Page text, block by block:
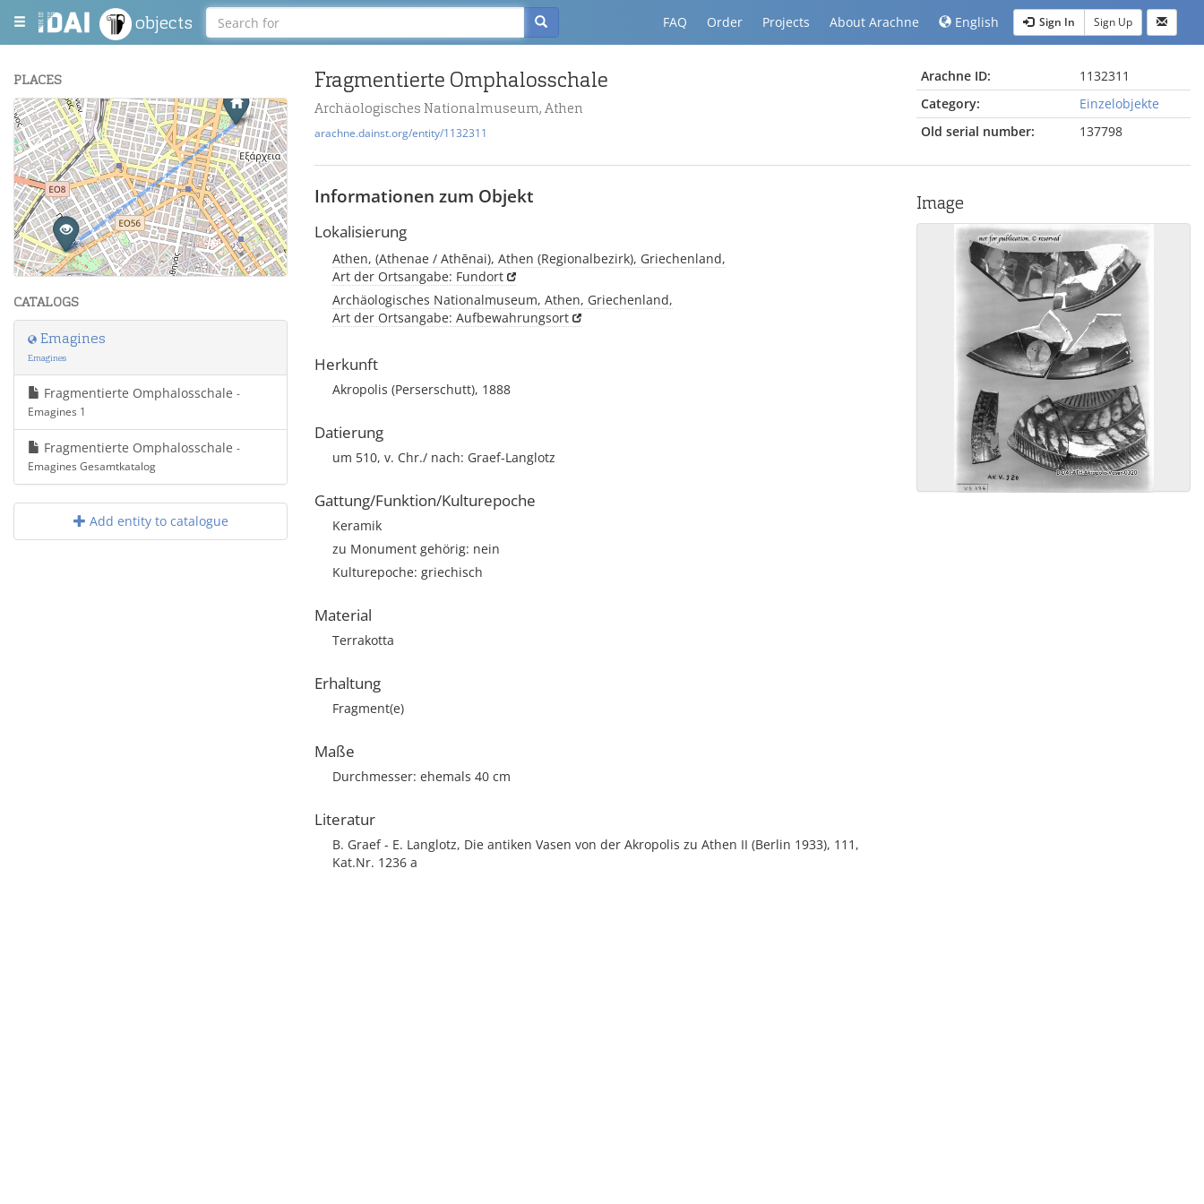
objects FAQ Order Projects About Arachne English Sign In Sign Up
PLACES
+
−
Leaflet| Maps and Data ©OpenStreetMap.
CATALOGS
Emagines
Emagines
Fragmentierte Omphalosschale -
Emagines 1
Fragmentierte Omphalosschale -
Emagines Gesamtkatalog
Add entity to catalogue
Fragmentierte Omphalosschale
Archäologisches Nationalmuseum, Athen
arachne.dainst.org/entity/1132311
Arachne ID:
1132311
Category:
Einzelobjekte
Old serial number:
137798
Informationen zum Objekt
Lokalisierung
Athen, (Athenae / Athēnai), Athen (Regionalbezirk), Griechenland,
Art der Ortsangabe: Fundort
Archäologisches Nationalmuseum, Athen, Griechenland,
Art der Ortsangabe: Aufbewahrungsort
Herkunft
Akropolis (Perserschutt), 1888
Datierung
um 510, v. Chr./ nach: Graef-Langlotz
Gattung/Funktion/Kulturepoche
Keramik
zu Monument gehörig: nein
Kulturepoche: griechisch
Material
Terrakotta
Erhaltung
Fragment(e)
Maße
Durchmesser: ehemals 40 cm
Literatur
B. Graef - E. Langlotz, Die antiken Vasen von der Akropolis zu Athen II (Berlin 1933), 111,
Kat.Nr. 1236 a
Image